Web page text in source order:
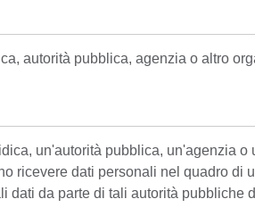
autorità pubblica, agenzia o altro
un'autorità pubblica, un'agenzia
ricevere dati personali nel quadro
dati da parte di tali autorità